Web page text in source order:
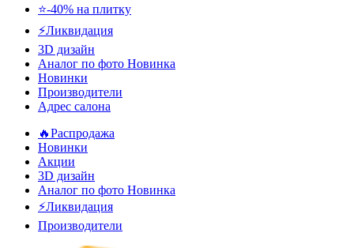
⭐-40% на плитку
⚡️Ликвидация
3D дизайн
Аналог по фото Новинка
Новинки
Производители
Адрес салона
🔥Распродажа
Новинки
Акции
3D дизайн
Аналог по фото Новинка
⚡Ликвидация
Производители